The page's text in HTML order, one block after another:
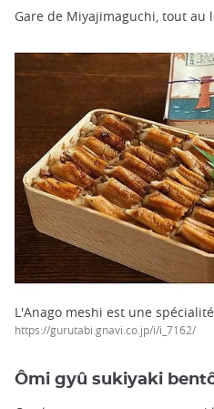
Gare de Miyajimaguchi, tout au
L'Anago meshi est une
https://gurutabi.gnavi.co.jp/i/i_7162/
Ômi gyû sukiyaki